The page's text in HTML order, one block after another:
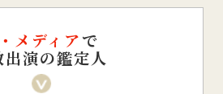
メディアで
出演の鑑定人